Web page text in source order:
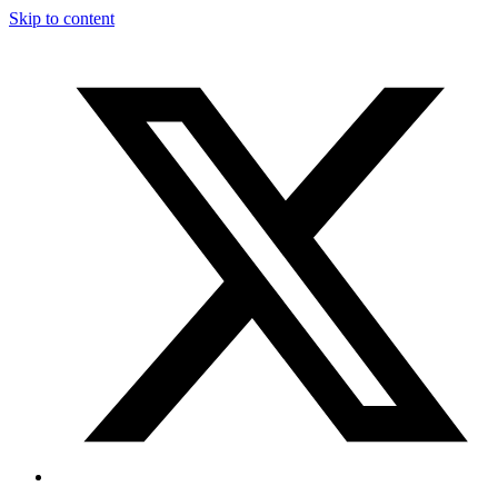
Skip to content